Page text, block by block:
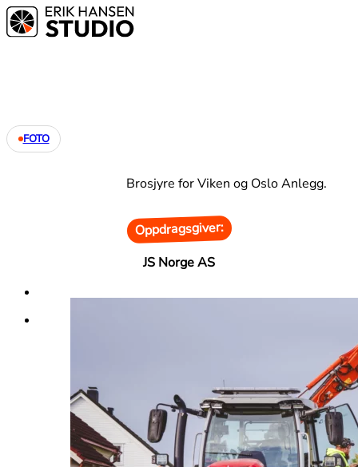
FOTO
Brosjyre for Viken og Oslo Anlegg.
Oppdragsgiver:
JS Norge AS